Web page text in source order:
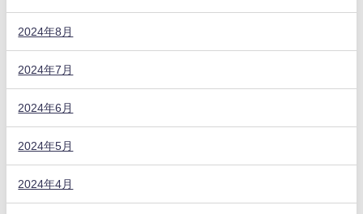
2024年8月
2024年7月
2024年6月
2024年5月
2024年4月